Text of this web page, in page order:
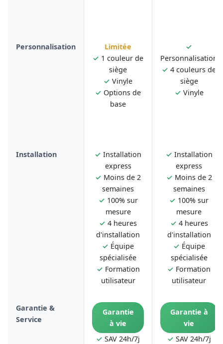
Personnalisation
Limitée
✓ 1 couleur de
siège
✓ Vinyle
✓ Options de
base
✓
Personnalisation
✓ 4 couleurs de
siège
✓ Vinyle
Installation ✓ Installation
express
✓ Moins de 2
semaines
✓ 100% sur
mesure
✓ 4 heures
d'installation
✓ Équipe
spécialisée
✓ Formation
utilisateur
✓ Installation
express
✓ Moins de 2
semaines
✓ 100% sur
mesure
✓ 4 heures
d'installation
✓ Équipe
spécialisée
✓ Formation
utilisateur
Garantie &
Service
Garantie
à vie
✓ SAV 24h/7j
Garantie à
vie
✓ SAV 24h/7j